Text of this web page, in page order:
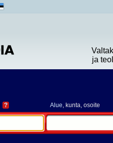
ja
? Alue, kunta, osoite